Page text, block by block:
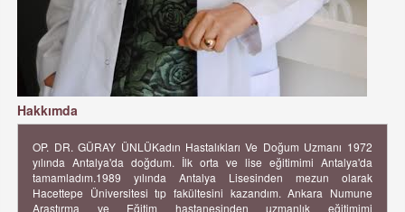
Hakkımda
OP. DR. GÜRAY ÜNLÜKadın Hastalıkları Ve Doğum Uzmanı 1972
yılında Antalya'da doğdum. İlk orta ve lise eğitimimi Antalya'da
tamamladım.1989 yılında Antalya Lisesinden mezun olarak
Hacettepe Üniversitesi tıp fakültesini kazandım. Ankara Numune
Araştırma ve Eğitim hastanesinden uzmanlık eğitimimi